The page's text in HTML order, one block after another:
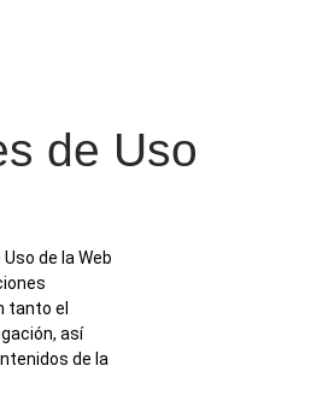
de Uso
de la Web
tanto el
así
de la